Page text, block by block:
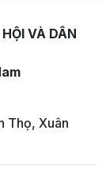
VÀ DÂN
Thọ, Xuân